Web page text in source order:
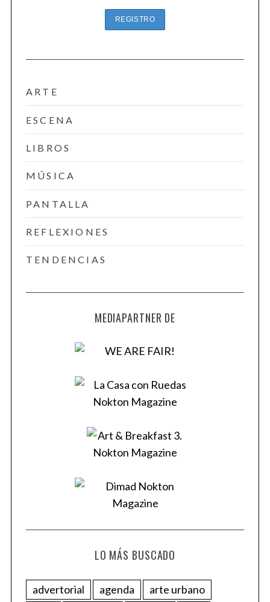
ARTE
ESCENA
LIBROS
MÚSICA
PANTALLA
REFLEXIONES
TENDENCIAS
MEDIAPARTNER DE
LO MÁS BUSCADO
advertorial agenda
arte urbano